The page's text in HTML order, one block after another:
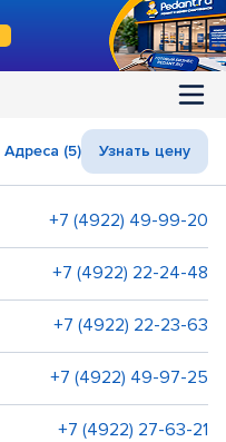
Адреса (5) Узнать цену
+7 (4922) 49-99-20
+7 (4922) 22-24-48
+7 (4922) 22-23-63
+7 (4922) 49-97-25
+7 (4922) 27-63-21